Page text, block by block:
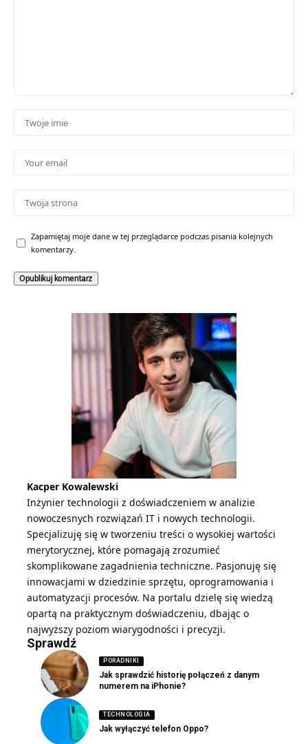
Zapamiętaj moje dane w tej przeglądarce podczas pisania kolejnych
komentarzy.
Kacper Kowalewski
Inżynier technologii z doświadczeniem w analizie
nowoczesnych rozwiązań IT i nowych technologii.
Specjalizuję się w tworzeniu treści o wysokiej wartości
merytorycznej, które pomagają zrozumieć
skomplikowane zagadnienia techniczne. Pasjonuję się
innowacjami w dziedzinie sprzętu, oprogramowania i
automatyzacji procesów. Na portalu dzielę się wiedzą
opartą na praktycznym doświadczeniu, dbając o
najwyższy poziom wiarygodności i precyzji.
Sprawdź
PORADNIKI
Jak sprawdzić historię połączeń z danym
numerem na iPhonie?
TECHNOLOGIA
Jak wyłączyć telefon Oppo?